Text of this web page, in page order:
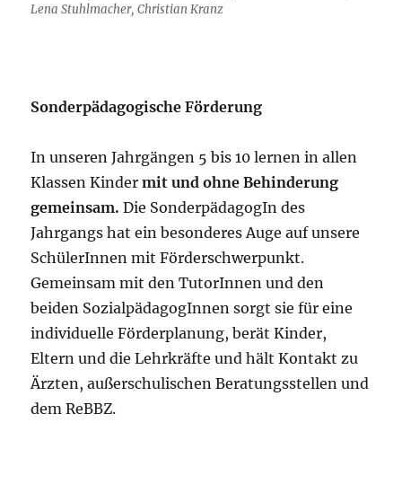
Lena Stuhlmacher, Christian Kranz
Sonderpädagogische Förderung
In unseren Jahrgängen 5 bis 10 lernen in allen
Klassen Kindermit und ohne Behinderung
gemeinsam. Die SonderpädagogIn des
Jahrgangs hat ein besonderes Auge auf unsere
SchülerInnen mit Förderschwerpunkt.
Gemeinsam mit den TutorInnen und den
beiden SozialpädagogInnen sorgt sie für eine
individuelle Förderplanung, berät Kinder,
Eltern und die Lehrkräfte und hält Kontakt zu
Ärzten, außerschulischen Beratungsstellen und
dem ReBBZ.